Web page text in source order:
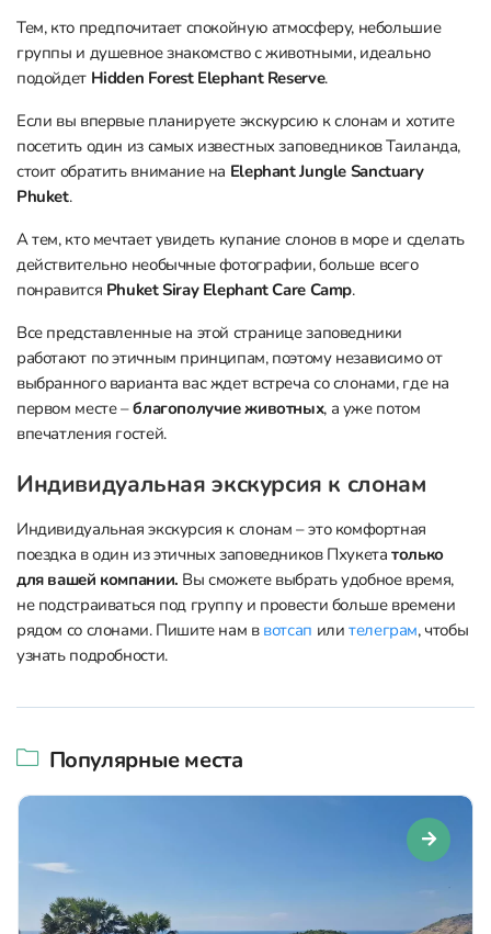
Тем, кто предпочитает спокойную атмосферу, небольшие
группы и душевное знакомство с животными, идеально
подойдет Hidden Forest Elephant Reserve.
Если вы впервые планируете экскурсию к слонам и хотите
посетить один из самых известных заповедников Таиланда,
стоит обратить внимание на Elephant Jungle Sanctuary
Phuket.
А тем, кто мечтает увидеть купание слонов в море и сделать
действительно необычные фотографии, больше всего
понравится Phuket Siray Elephant Care Camp.
Все представленные на этой странице заповедники
работают по этичным принципам, поэтому независимо от
выбранного варианта вас ждет встреча со слонами, где на
первом месте –благополучие животных, а уже потом
впечатления гостей.
Индивидуальная экскурсия к слонам
Индивидуальная экскурсия к слонам – это комфортная
поездка в один из этичных заповедников Пхукетатолько
для вашей компании. Вы сможете выбрать удобное время,
не подстраиваться под группу и провести больше времени
рядом со слонами. Пишите нам в вотсап илителеграм, чтобы
узнать подробности.
Популярные места